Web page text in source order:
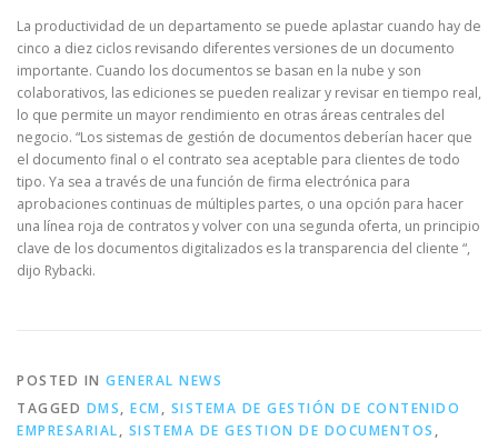
La productividad de un departamento se puede aplastar cuando hay de
cinco a diez ciclos revisando diferentes versiones de un documento
importante. Cuando los documentos se basan en la nube y son
colaborativos, las ediciones se pueden realizar y revisar en tiempo real,
lo que permite un mayor rendimiento en otras áreas centrales del
negocio. “Los sistemas de gestión de documentos deberían hacer que
el documento final o el contrato sea aceptable para clientes de todo
tipo. Ya sea a través de una función de firma electrónica para
aprobaciones continuas de múltiples partes, o una opción para hacer
una línea roja de contratos y volver con una segunda oferta, un principio
clave de los documentos digitalizados es la transparencia del cliente “,
dijo Rybacki.
POSTED IN GENERAL NEWS
TAGGED DMS, ECM , SISTEMA DE GESTIÓN DE CONTENIDO
EMPRESARIAL, SISTEMA DE GESTION DE DOCUMENTOS ,